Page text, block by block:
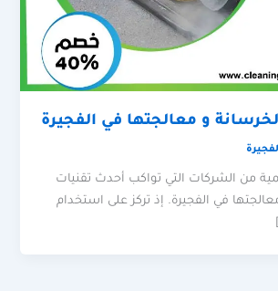
و معالجتها في الفجيرة
من الشركات التي تواكب أحدث تقنيات
في الفجيرة. إذ تركز على استخدام